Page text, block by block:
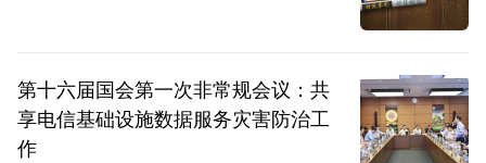
第十六届国会第一次非常规会议：共
享电信基础设施数据服务灾害防治工
作